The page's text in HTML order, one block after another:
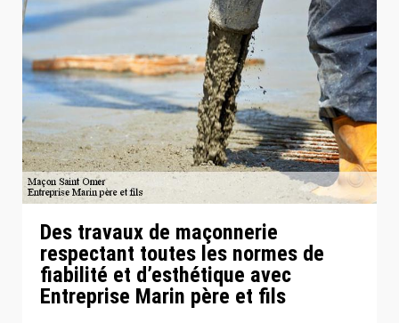
Des travaux de maçonnerie
respectant toutes les normes de
fiabilité et d’esthétique avec
Entreprise Marin père et fils